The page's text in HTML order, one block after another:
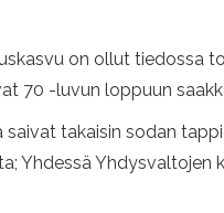
on ollut tiedossa
70 -luvun loppuun
takaisin sodan
Yhdessä